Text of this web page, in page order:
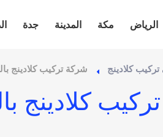
الرياض مكة المدينة جدة
كلادينج شركة تركيب كلادينج
كلادينج